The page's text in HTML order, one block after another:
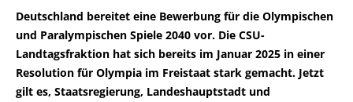
Deutschland bereitet eine Bewerbung für die Olympischen
und Paralympischen Spiele 2040 vor. Die CSU-
Landtagsfraktion hat sich bereits im Januar 2025 in einer
Resolution für Olympia im Freistaat stark gemacht. Jetzt
gilt es, Staatsregierung, Landeshauptstadt und